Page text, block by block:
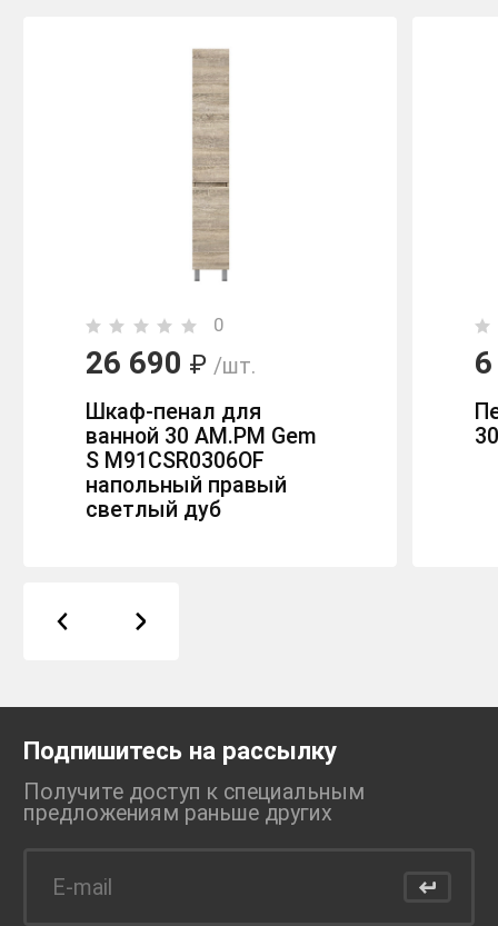
0
26 690 ₽ /шт.
Шкаф-пенал для
ванной 30 AM.PM Gem
S M91CSR0306OF
напольный правый
светлый дуб
Подпишитесь на рассылку
Получите доступ к специальным
предложениям раньше других